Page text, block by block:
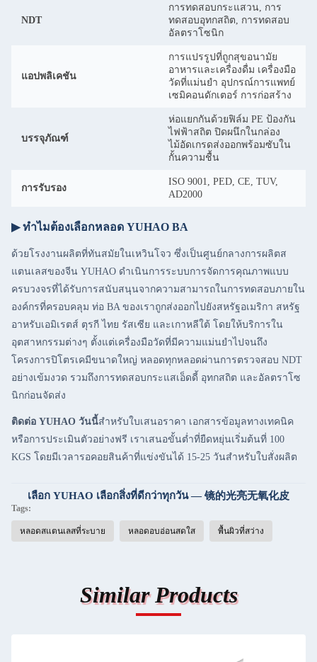
NDT
การทดสอบกระแสวน, การ
ทดสอบอุทกสถิต, การทดสอบ
อัลตราโซนิก
แอปพลิเคชัน
การแปรรูปที่ถูกสุขอนามัย
อาหารและเครื่องดื่ม เครื่องมือ
วัดที่แม่นยำ อุปกรณ์การแพทย์
เซมิคอนดักเตอร์ การก่อสร้าง
บรรจุภัณฑ์
ห่อแยกกันด้วยฟิล์ม PE ป้องกัน
ไฟฟ้าสถิต ปิดผนึกในกล่อง
ไม้อัดเกรดส่งออกพร้อมซับใน
กั้นความชื้น
การรับรอง
ISO 9001, PED, CE, TUV,
AD2000
▶ ทำไมต้องเลือกหลอด YUHAO BA
ด้วยโรงงานผลิตที่ทันสมัยในเหวินโจว ซึ่งเป็นศูนย์กลางการผลิตส
แตนเลสของจีน YUHAO ดำเนินการระบบการจัดการคุณภาพแบบ
ครบวงจรที่ได้รับการสนับสนุนจากความสามารถในการทดสอบภายใน
องค์กรที่ครอบคลุม ท่อ BA ของเราถูกส่งออกไปยังสหรัฐอเมริกา สหรัฐ
อาหรับเอมิเรตส์ ตุรกี ไทย รัสเซีย และเกาหลีใต้ โดยให้บริการใน
อุตสาหกรรมต่างๆ ตั้งแต่เครื่องมือวัดที่มีความแม่นยำไปจนถึง
โครงการปิโตรเคมีขนาดใหญ่ หลอดทุกหลอดผ่านการตรวจสอบ NDT
อย่างเข้มงวด รวมถึงการทดสอบกระแสเอ็ดดี้ อุทกสถิต และอัลตราโซ
นิกก่อนจัดส่ง
ติดต่อ YUHAO วันนี้สำหรับใบเสนอราคา เอกสารข้อมูลทางเทคนิค
หรือการประเมินตัวอย่างฟรี เราเสนอขั้นต่ำที่ยืดหยุ่นเริ่มต้นที่ 100
KGS โดยมีเวลารอคอยสินค้าที่แข่งขันได้ 15-25 วันสำหรับใบสั่งผลิต
เลือก YUHAO เลือกสิ่งที่ดีกว่าทุกวัน — 镜的光亮无氧化皮
Tags:
หลอดสแตนเลสที่ระบาย หลอดอบอ่อนสดใส พื้นผิวที่สว่าง
Similar Products